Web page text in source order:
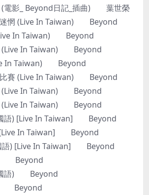
(電影_ Beyond日記_插曲) 葉世榮
迷惘 (Live In Taiwan) Beyond
In Taiwan) Beyond
(Live In Taiwan) Beyond
In Taiwan) Beyond
比賽 (Live In Taiwan) Beyond
(Live In Taiwan) Beyond
(Live In Taiwan) Beyond
語) [Live In Taiwan] Beyond
[Live In Taiwan] Beyond
語) [Live In Taiwan] Beyond
Beyond
國語) Beyond
) Beyond